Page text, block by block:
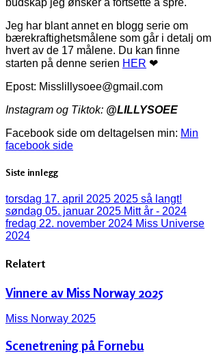
Jeg har blant annet en blogg serie om
bærekraftighetsmålene som går i detalj om
hvert av de 17 målene. Du kan finne
starten på denne serien HER ❤
Epost: Misslillysoee@gmail.com
Instagram og Tiktok: @LILLYSOEE
Facebook side om deltagelsen min: Min
facebook side
Siste innlegg
torsdag 17. april 2025 2025 så langt!
søndag 05. januar 2025 Mitt år - 2024
fredag 22. november 2024 Miss Universe
2024
Relatert
Vinnere av Miss Norway 2025
Miss Norway 2025
Scenetrening på Fornebu